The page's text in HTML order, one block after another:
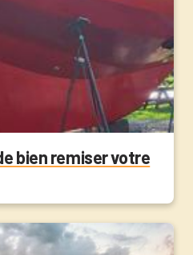
bien remiser votre